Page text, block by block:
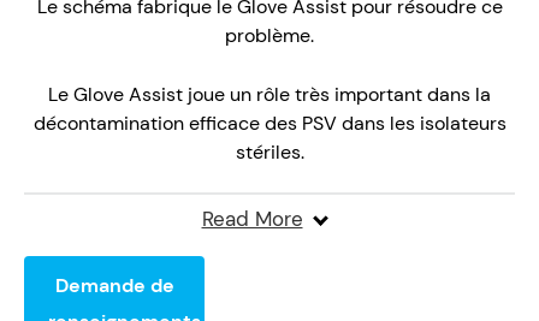
Le schéma fabrique le Glove Assist pour résoudre ce
problème.
Le Glove Assist joue un rôle très important dans la
décontamination efficace des PSV dans les isolateurs
stériles.
Personnalisé pour s'adapter à votre port de gants, le
décontamination des gants.
Read More
Demande de